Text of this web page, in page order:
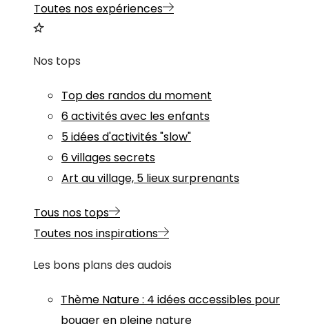
Toutes nos expériences
Nos tops
Top des randos du moment
6 activités avec les enfants
5 idées d'activités "slow"
6 villages secrets
Art au village, 5 lieux surprenants
Tous nos tops
Toutes nos inspirations
Les bons plans des audois
Thème Nature: 4 idées accessibles pour
bouger en pleine nature